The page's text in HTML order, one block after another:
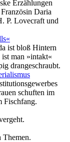
Erzählungen
Daria
P. Lovecraft und
ist bloß Hintern
man »intakt«
drangeschraubt.
schuften im
Fischfang.
Themen.